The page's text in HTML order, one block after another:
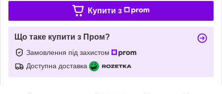
Купити з
Що таке купити з Пром?
Замовлення під захистом
Доступна доставка